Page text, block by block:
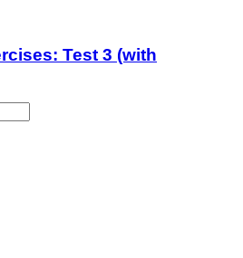
Test 3 (with